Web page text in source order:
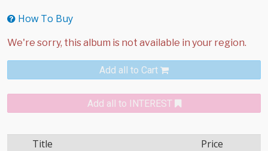
How To Buy
Add all to Cart
Add all to INTEREST
Title Price